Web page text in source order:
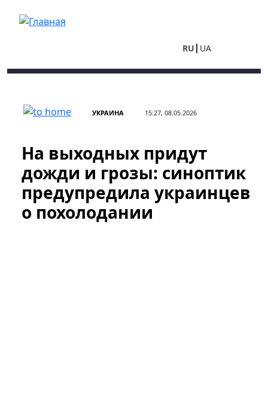
RU UA
УКРАИНА 15:27, 08.05.2026
На выходных придут
дожди и грозы: синоптик
предупредила украинцев
о похолодании